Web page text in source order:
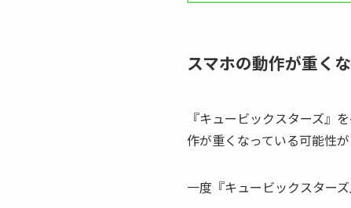
スマホの動作が重く
『キュービックスターズ』
作が重くなっている可能性が
一度『キュービックスター